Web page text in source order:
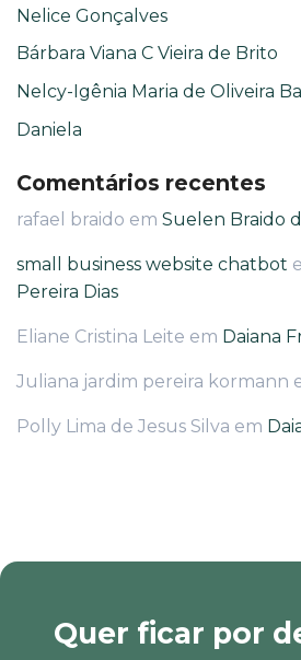
Nelice Gonçalves
Bárbara Viana C Vieira de Brito
Nelcy-Igênia Maria de Oliveira
Daniela
Comentários recentes
rafael braido em Suelen Braido
small business website chatbot
Pereira Dias
Eliane Cristina Leite em Daiana
Juliana jardim pereira kormann
Polly Lima de Jesus Silva em
Quer ficar por